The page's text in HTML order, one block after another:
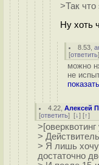
>Так
Ну хоть
8.53 ,
[ответить]
можно
не
показать
4.22 ,Алексей
[ответить] [↓] [↑]
>
> Я лишь хочу
достаточно